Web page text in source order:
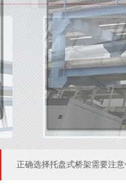
如何判断喷塑桥架的质量好
弱电工程中常用的桥架有哪
在购买母线槽时有哪些注意
正确选择托盘式桥架需要注